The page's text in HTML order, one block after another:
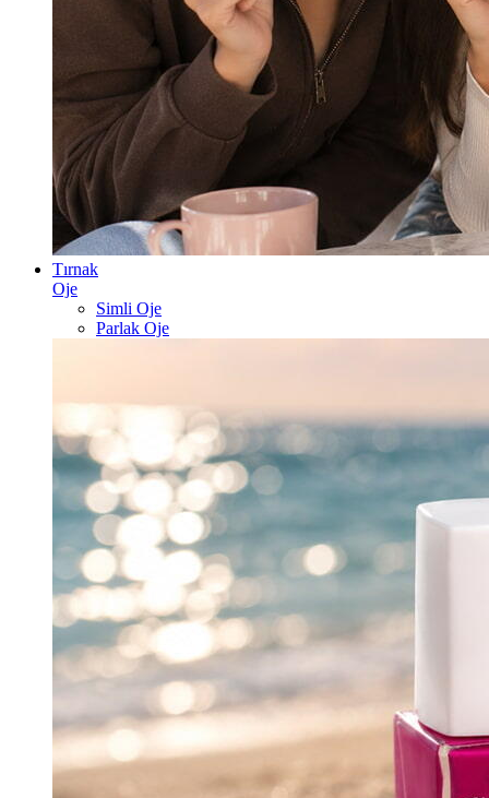
Tırnak
Oje
Simli Oje
Parlak Oje